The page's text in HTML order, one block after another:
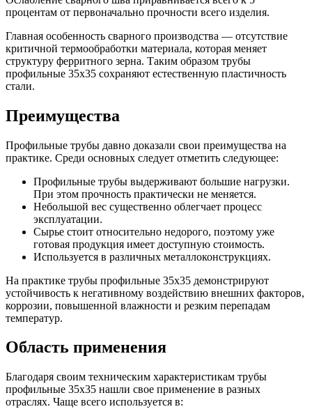
процентам от первоначально прочности всего изделия.
Главная особенность сварного производства — отсутствие
критичной термообработки материала, которая меняет
структуру ферритного зерна. Таким образом трубы
профильные 35х35 сохраняют естественную пластичность
стали.
Преимущества
Профильные трубы давно доказали свои преимущества на
практике. Среди основных следует отметить следующее:
Профильные трубы выдерживают большие нагрузки.
При этом прочность практически не меняется.
Небольшой вес существенно облегчает процесс
эксплуатации.
Сырье стоит относительно недорого, поэтому уже
готовая продукция имеет доступную стоимость.
Используется в различных металлоконструкциях.
На практике трубы профильные 35х35 демонстрируют
устойчивость к негативному воздействию внешних факторов,
коррозии, повышенной влажности и резким перепадам
температур.
Область применения
Благодаря своим техническим характеристикам трубы
профильные 35х35 нашли свое применение в разных
отраслях. Чаще всего используется в: